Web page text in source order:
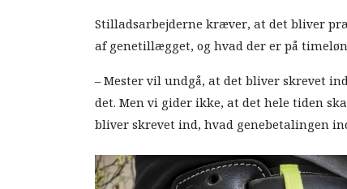
Stilladsarbejderne kræver, at det bliver
af genetillægget, og hvad der er på
– Mester vil undgå, at det bliver skrevet
det. Men vi gider ikke, at det hele tiden
bliver skrevet ind, hvad genebetalingen